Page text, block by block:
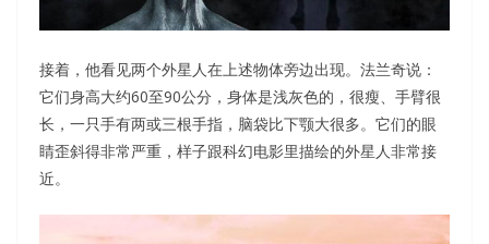
接着，他看见两个外星人在上述物体旁边出现。法兰奇说：
它们身高大约60至90公分，身体是浅灰色的，很瘦、手臂很
长，一只手有两或三根手指，脑袋比下颚大很多。它们的眼
睛歪斜得非常严重，样子跟科幻电影里描绘的外星人非常接
近。